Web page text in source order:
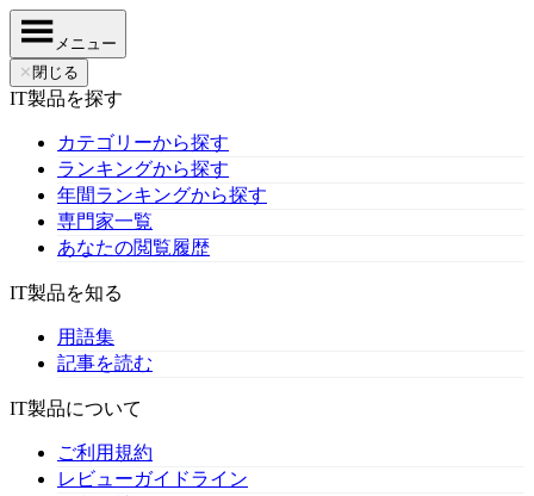
メニュー
✕ 閉じる
IT製品を探す
カテゴリーから探す
ランキングから探す
年間ランキングから探す
専門家一覧
あなたの閲覧履歴
IT製品を知る
用語集
記事を読む
IT製品について
ご利用規約
レビューガイドライン